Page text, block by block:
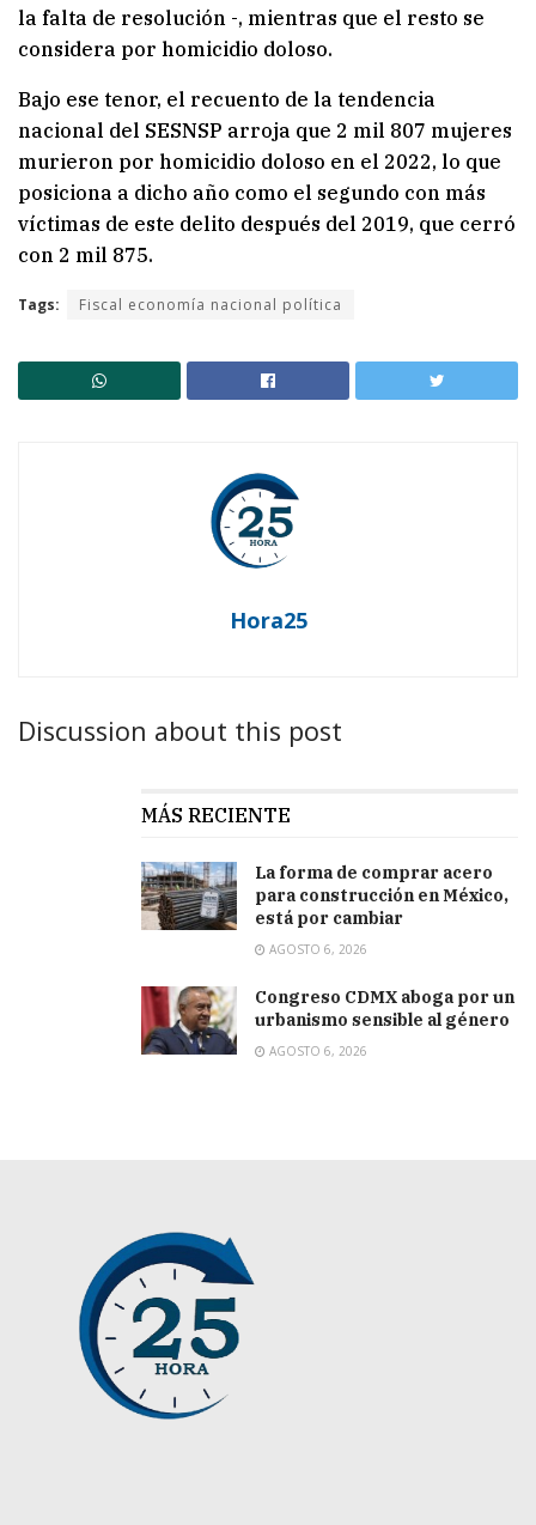
la falta de resolución -, mientras que el resto se
considera por homicidio doloso.
Bajo ese tenor, el recuento de la tendencia
nacional del SESNSP arroja que 2 mil 807 mujeres
murieron por homicidio doloso en el 2022, lo que
posiciona a dicho año como el segundo con más
víctimas de este delito después del 2019, que cerró
con 2 mil 875.
Tags: Fiscal economía nacional política
Hora25
Discussion about this post
MÁS RECIENTE
La forma de comprar acero
para construcción en México,
está por cambiar
AGOSTO 6, 2026
Congreso CDMX aboga por un
urbanismo sensible al género
AGOSTO 6, 2026